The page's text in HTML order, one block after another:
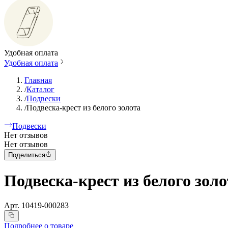
Удобная оплата
Удобная оплата
Главная
/Каталог
/Подвески
/Подвеска-крест из белого золота
Подвески
Нет отзывов
Нет отзывов
Поделиться
Подвеска-крест из белого
Арт. 10419-000283
Подробнее о товаре